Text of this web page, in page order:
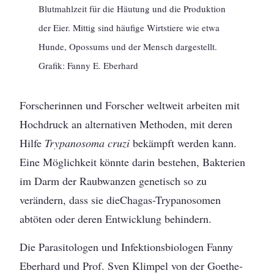
Blutmahlzeit für die Häutung und die Produktion
der Eier. Mittig sind häufige Wirtstiere wie etwa
Hunde, Opossums und der Mensch dargestellt.
Grafik: Fanny E. Eberhard
Forscherinnen und Forscher weltweit arbeiten mit
Hochdruck an alternativen Methoden, mit deren
Hilfe Trypanosoma cruzibekämpft werden kann.
Eine Möglichkeit könnte darin bestehen, Bakterien
im Darm der Raubwanzen genetisch so zu
verändern, dass sie dieChagas-Trypanosomen
abtöten oder deren Entwicklung behindern.
Die Parasitologen und Infektionsbiologen Fanny
Eberhard und Prof. Sven Klimpel von der Goethe-